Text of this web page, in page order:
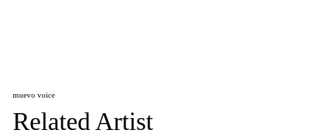
muevo voice
Related Artist